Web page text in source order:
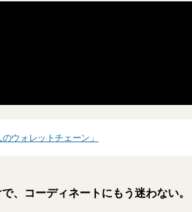
ウォレットチェーン」
、 コーディネートにもう迷わない。